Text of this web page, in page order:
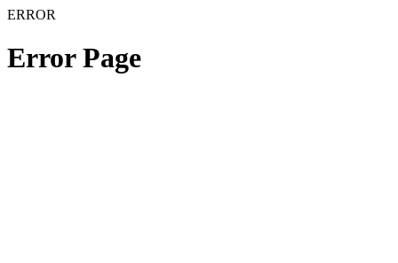
ERROR
Error Page